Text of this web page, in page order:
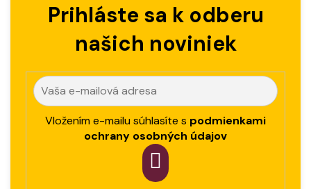
Prihláste sa k odberu
našich noviniek
Vložením e-mailu súhlasíte s podmienkami
ochrany osobných údajov
PRIHLÁSIT